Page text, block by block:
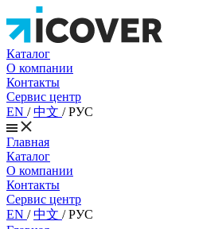
Каталог
О компании
Контакты
Сервис центр
EN /中文 /РУС
Главная
Каталог
О компании
Контакты
Сервис центр
EN /中文 /РУС